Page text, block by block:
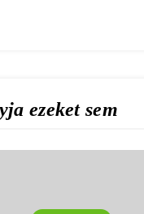
ezeket sem